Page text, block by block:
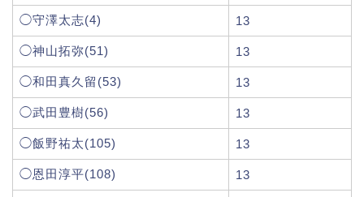
◯守澤太志(4) 13
◯神山拓弥(51) 13
◯和田真久留(53) 13
◯武田豊樹(56) 13
◯飯野祐太(105) 13
◯恩田淳平(108) 13